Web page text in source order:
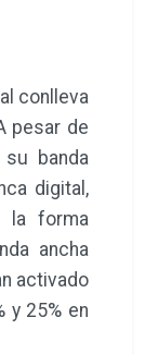
conlleva
pesar de
banda
digital,
la forma
ancha
activado
y 25% en